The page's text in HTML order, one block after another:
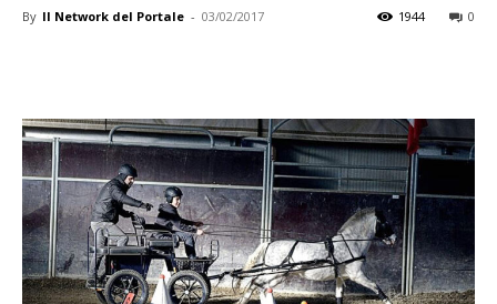
By Il Network del Portale - 03/02/2017 0
1944